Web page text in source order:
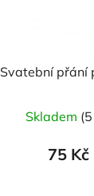
Svatební přání
Skladem
75 Kč